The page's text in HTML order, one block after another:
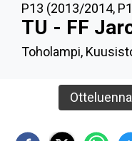
P13 (2013/2014,
TU - FF
Toholampi,